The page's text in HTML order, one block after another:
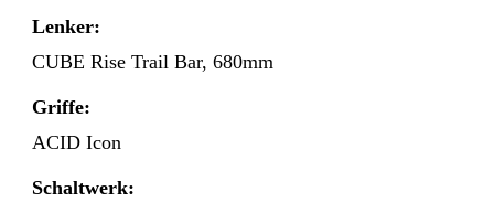
Lenker:
CUBE Rise Trail Bar, 680mm
Griffe:
ACID Icon
Schaltwerk: